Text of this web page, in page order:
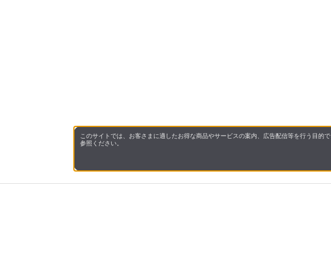
このサイトでは、お客さまに適したお得な商品やサービスの案内、広告配信等を行う目的
参照ください。